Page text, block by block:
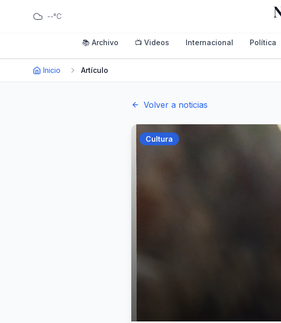
--°C
📚 Archivo 📺 Videos Internacional Política
Inicio Artículo
Volver a noticias
Cultura